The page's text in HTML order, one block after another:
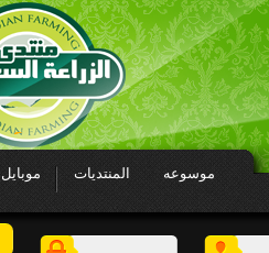
موسوعه المنتديات موبايل